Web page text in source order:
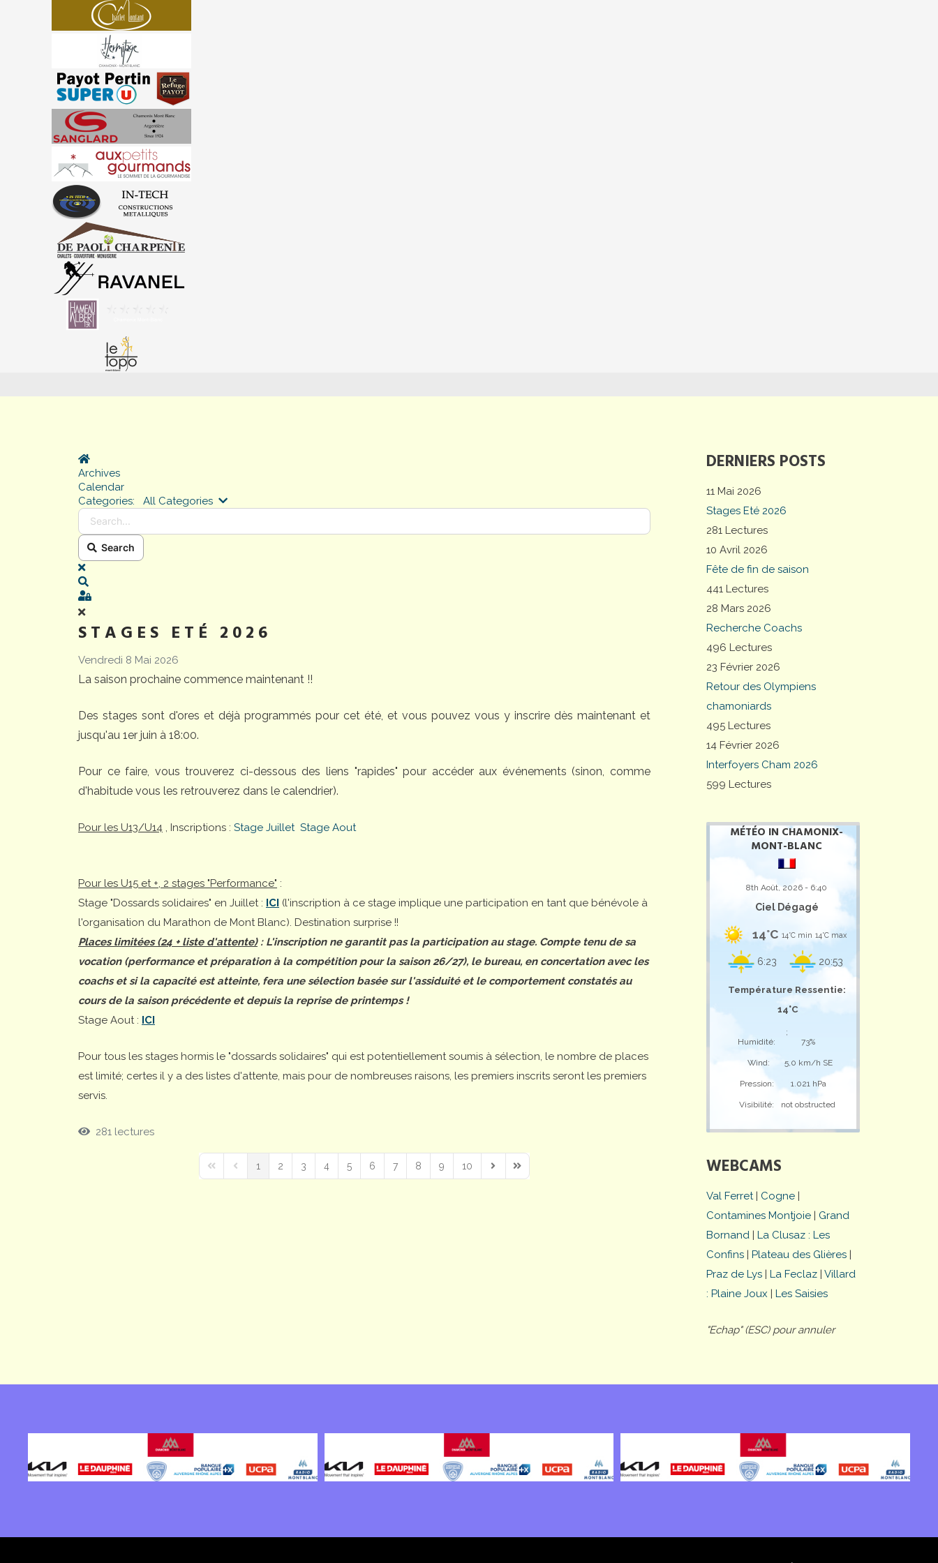
DERNIERS POSTS
11 Mai 2026
Stages Eté 2026
281 Lectures
10 Avril 2026
Fête de fin de saison
441 Lectures
28 Mars 2026
Recherche Coachs
496 Lectures
23 Février 2026
Retour des Olympiens
chamoniards
495 Lectures
14 Février 2026
Interfoyers Cham 2026
599 Lectures
MÉTÉO IN CHAMONIX-
MONT-BLANC
8th Août, 2026 - 6:40
Ciel Dégagé
14°C 14°C min 14°C max
6:23 20:53
Température Ressentie:
14°C
;
Humidité:
73%
Wind: 5,0 km/h SE
Pression: 1.021 hPa
Visibilité: not obstructed
WEBCAMS
Val Ferret| Cogne |
Contamines Montjoie | Grand
Bornand | La Clusaz : Les
Confins | Plateau des Glières |
Praz de Lys | La Feclaz | Villard
: Plaine Joux | Les Saisies
"Echap" (ESC) pour annuler
Home
Archives
Calendar
Categories:
All Categories Search...
Search
x
Sign In
STAGES ETÉ 2026
Vendredi 8 Mai 2026
La saison prochaine commence maintenant !!
Des stages sont d'ores et déjà programmés pour cet été, et vous pouvez vous y inscrire dès maintenant et
jusqu'au 1er juin à 18:00.
Pour ce faire, vous trouverez ci-dessous des liens "rapides" pour accéder aux événements (sinon, comme
d'habitude vous les retrouverez dans le calendrier).
Pour les U13/U14 , Inscriptions : Stage Juillet Stage Aout
Pour les U15 et +, 2 stages "Performance" :
Stage "Dossards solidaires" en Juillet : ICI (l'inscription à ce stage implique une participation en tant que bénévole à
l'organisation du Marathon de Mont Blanc). Destination surprise !!
Places limitées (24 + liste d'attente): L'inscription ne garantit pas la participation au stage. Compte tenu de sa
vocation (performance et préparation à la compétition pour la saison 26/27), le bureau, en concertation avec les
coachs et si la capacité est atteinte, fera une sélection basée sur l'assiduité et le comportement constatés au
cours de la saison précédente et depuis la reprise de printemps !
Stage Aout : ICI
Pour tous les stages hormis le "dossards solidaires" qui est potentiellement soumis à sélection, le nombre de places
est limité; certes il y a des listes d'attente, mais pour de nombreuses raisons, les premiers inscrits seront les premiers
servis.
281 lectures
First PagePrevious Page
1 2 3 4 5 6 7 8 9 10
Next PageLast Page